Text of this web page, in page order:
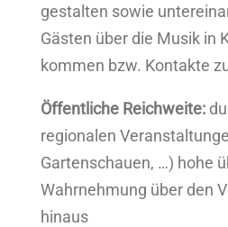
gestalten sowie
Gästen über die Musik in
kommen bzw. Kontakte
Öffentliche Reichweite:
regionalen
Gartenschauen, …) hohe
Wahrnehmung über den
hinaus